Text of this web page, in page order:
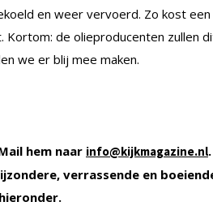
en weer vervoerd. Zo kost
de olieproducenten zullen
we er blij mee maken.
hem naar info@kijkmagazine.nl
verrassende en